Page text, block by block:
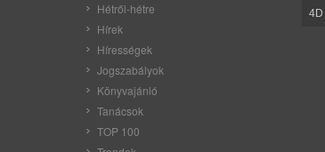
Hétről-hétre
Hírek
Hírességek
Jogszabályok
Könyvajánló
Tanácsok
TOP 100
4D